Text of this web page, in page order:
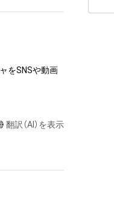
をSNSや動画
に送る
取得し、又は
翻訳（AI）を表示